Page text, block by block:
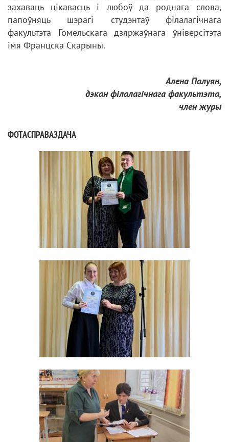
захаваць цікавасць і любоў да роднага слова,
папоўняць шэрагі студэнтаў філалагічнага
факультэта Гомельскага дзяржаўнага ўніверсітэта
імя Францска Скарыны.
Алена Палуян,
дэкан філалагічнага факультэта,
член журы
ФОТАСПРАВАЗДАЧА